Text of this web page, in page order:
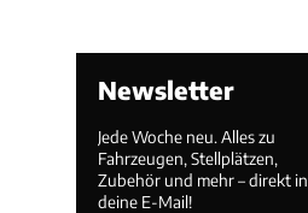
Newsletter
Jede Woche neu. Alles zu
Fahrzeugen, Stellplätzen,
Zubehör und mehr – direkt in
deine E-Mail!